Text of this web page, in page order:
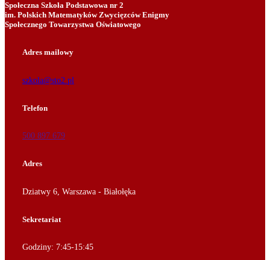
Społeczna Szkoła Podstawowa nr 2
im. Polskich Matematyków Zwycięzców Enigmy
Społecznego Towarzystwa Oświatowego
Adres mailowy
szkola@sto2.pl
Telefon
500 897 679
Adres
Dziatwy 6, Warszawa - Białołęka
Sekretariat
Godziny: 7:45-15:45